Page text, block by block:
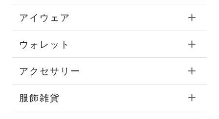
アイウェア
ウォレット
アクセサリー
服飾雑貨